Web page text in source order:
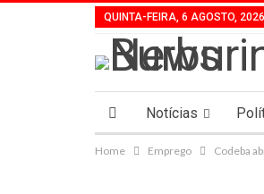
QUINTA-FEIRA, 6 AGOSTO, 2026
Notícias
Home Emprego Codeba